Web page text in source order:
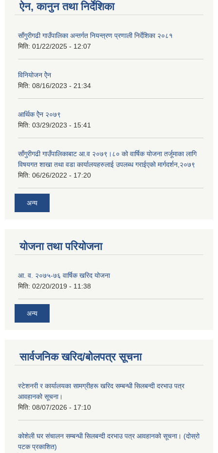
ऐन, कानुन तथा निर्देशिका
साँगुरीगढी गाउँपालिका अन्तर्गत नियन्त्रण प्रणाली निर्देशिका २०८१
मिति: 01/22/2025 - 12:07
विनियोजन ऐेन
मिति: 08/16/2023 - 21:34
आर्थिक ऐेन २०७९
मिति: 03/29/2023 - 15:41
साँगुरीगढी गाउँपालिकाबाट आ.व २०७९।८० को वार्षिक योजना तर्जूमाका लागि
विषयगत शाखा तथा वडा कार्यालयहरुलाई उपलब्ध गराईएको मार्गदर्शन,२०७९
मिति: 06/26/2022 - 17:20
अन्य
योजना तथा परियोजना
आ. व. २०७५-७६ वार्षिक खरिद योजना
मिति: 02/20/2019 - 11:38
अन्य
सार्वजनिक खरिद/बोलपत्र सूचना
स्टेशनरी र कार्यालयका सामग्रीहरू खरिद सम्बन्धी सिलबन्दी दरभाउ पत्र
आवहानको सूचना।
मिति: 08/07/2026 - 17:10
कोशेली घर संचालन सम्बन्धी सिलबन्दी दरभाउ पत्र आवहानको सूचना। (दोस्रो
पटक प्रकाशित)